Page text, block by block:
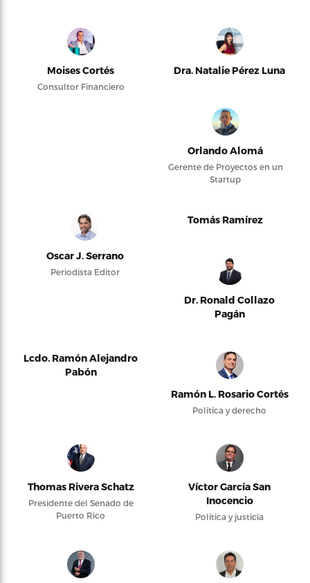
Moises Cortés
Consultor Financiero
Dra. Natalie Pérez Luna
Orlando Alomá
Gerente de Proyectos en un
Startup
Oscar J. Serrano
Periodista Editor
Tomás Ramírez
Dr. Ronald Collazo
Pagán
Lcdo. Ramón Alejandro
Pabón
Ramón L. Rosario Cortés
Política y derecho
Thomas Rivera Schatz
Presidente del Senado de
Puerto Rico
Víctor García San
Inocencio
Política y justicia